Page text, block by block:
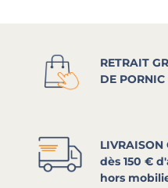
RETRAIT
DE PORNIC
LIVRAISON
dès 150 €
hors